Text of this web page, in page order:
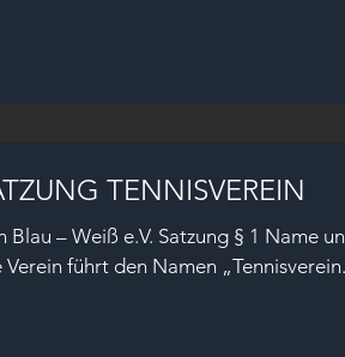
TENNISVEREIN
Blau – Weiß e.V. Satzung § 1 Name
führt den Namen